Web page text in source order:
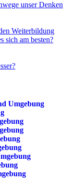
unser Denken
Weiterbildung
sich am besten?
Umgebung